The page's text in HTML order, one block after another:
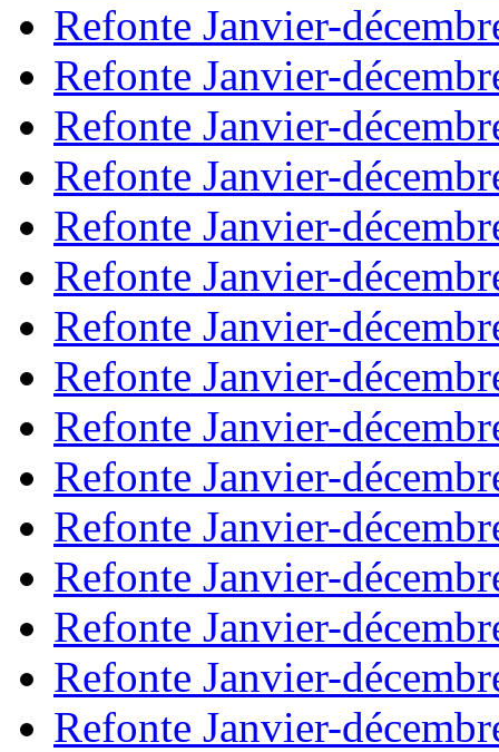
Refonte Janvier-
Refonte Janvier-
Refonte Janvier-
Refonte Janvier-
Refonte Janvier-
Refonte Janvier-
Refonte Janvier-
Refonte Janvier-
Refonte Janvier-
Refonte Janvier-
Refonte Janvier-
Refonte Janvier-
Refonte Janvier-
Refonte Janvier-
Refonte Janvier-